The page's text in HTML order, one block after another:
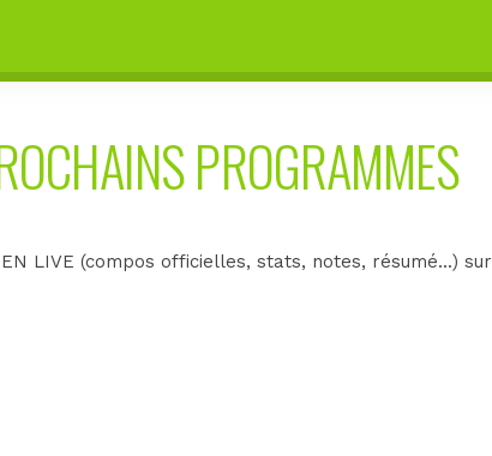
PROGRAMMES
LIVE (compos officielles, stats, notes, résumé...) sur